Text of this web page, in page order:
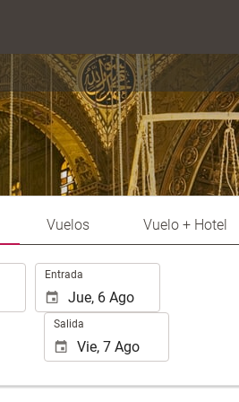
Vuelos Vuelo + Hotel
Introduzca
las
fechas
inicio
fin
Entrada
Salida